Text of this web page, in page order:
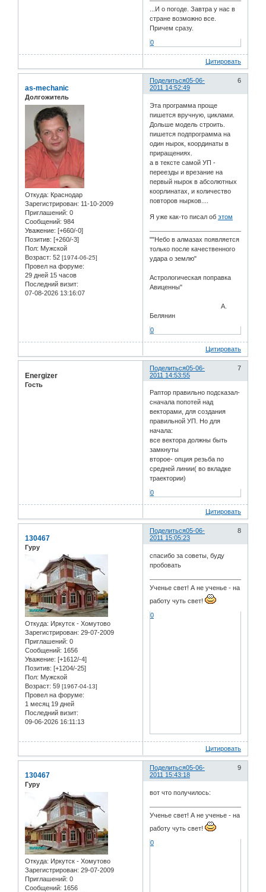
...И о погоде. Завтра у нас в
стране возможно все.
Причем сразу.
0
Цитировать
Поделиться 6
05-06-
2011 14:52:49
as-mechanic
Долгожитель
Откуда: Краснодар
Зарегистрирован: 11-10-2009
Приглашений: 0
Сообщений: 984
Уважение: [+660/-0]
Позитив: [+260/-3]
Пол: Мужской
Возраст: 52 [1974-06-25]
Провел на форуме:
29 дней 15 часов
Последний визит:
07-08-2026 13:16:07
Эта программа проще
пишется вручную, циклами.
Дольше модель строить.
пишется подпрограмма на
один нырок, координаты в
приращениях.
а в тексте самой УП -
переезды и врезание на
первый нырок в абсолютных
коорлинатах, и количество
повторов нырков....
Я уже как-то писал обэтом
""Небо в алмазах появляется
только после качественного
удара о землю"
Астрологическая поправка
Авиценны"
А.
Белянин
0
Цитировать
Поделиться 7
05-06-
2011 14:53:55
Energizer
Гость
Раптор правильно подсказал-
сначала попотей над
векторами, для создания
правильной УП. Но для
начала:
все вектора должны быть
замкнуты
второе- опция резьба по
средней линии( во вкладке
траектории)
0
Цитировать
Поделиться 8
05-06-
2011 15:05:23
130467
Гуру
Откуда: Иркутск - Хомутово
Зарегистрирован: 29-07-2009
Приглашений: 0
Сообщений: 1656
Уважение: [+1612/-4]
Позитив: [+1204/-25]
Пол: Мужской
Возраст: 59 [1967-04-13]
Провел на форуме:
1 месяц 19 дней
Последний визит:
09-06-2026 16:11:13
спасибо за советы, буду
пробовать
Ученье свет! А не ученье - на
работу чуть свет!
0
Цитировать
Поделиться 9
05-06-
2011 15:43:18
130467
Гуру
Откуда: Иркутск - Хомутово
Зарегистрирован: 29-07-2009
Приглашений: 0
Сообщений: 1656
вот что получилось:
Ученье свет! А не ученье - на
работу чуть свет!
0